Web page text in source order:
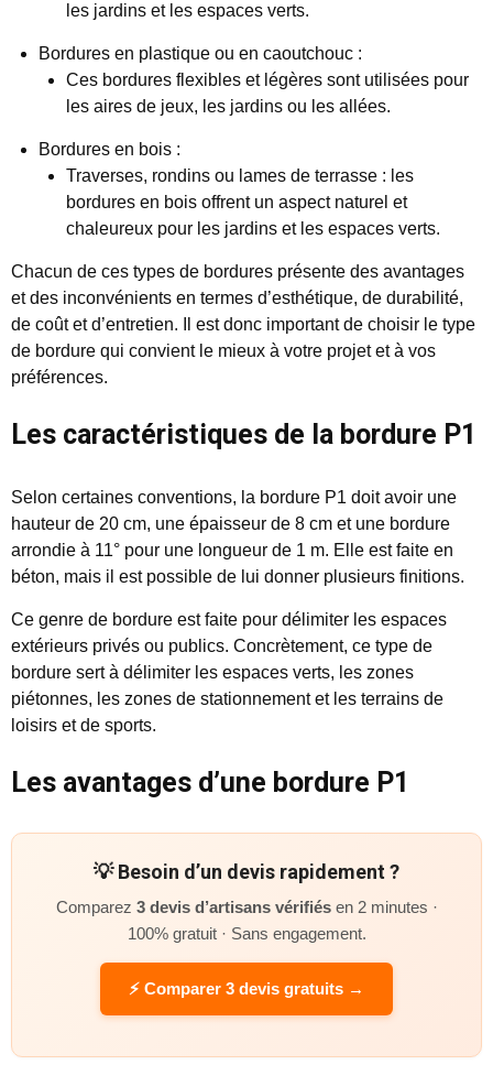
les jardins et les espaces verts.
Bordures en plastique ou en caoutchouc :
Ces bordures flexibles et légères sont utilisées pour
les aires de jeux, les jardins ou les allées.
Bordures en bois :
Traverses, rondins ou lames de terrasse : les
bordures en bois offrent un aspect naturel et
chaleureux pour les jardins et les espaces verts.
Chacun de ces types de bordures présente des avantages
et des inconvénients en termes d’esthétique, de durabilité,
de coût et d’entretien. Il est donc important de choisir le type
de bordure qui convient le mieux à votre projet et à vos
préférences.
Les caractéristiques de la bordure P1
Selon certaines conventions, la bordure P1 doit avoir une
hauteur de 20 cm, une épaisseur de 8 cm et une bordure
arrondie à 11° pour une longueur de 1 m. Elle est faite en
béton, mais il est possible de lui donner plusieurs finitions.
Ce genre de bordure est faite pour délimiter les espaces
extérieurs privés ou publics. Concrètement, ce type de
bordure sert à délimiter les espaces verts, les zones
piétonnes, les zones de stationnement et les terrains de
loisirs et de sports.
Les avantages d’une bordure P1
💡 Besoin d’un devis rapidement ?
Comparez 3 devis d’artisans vérifiésen 2 minutes ·
100% gratuit · Sans engagement.
⚡ Comparer 3 devis gratuits →